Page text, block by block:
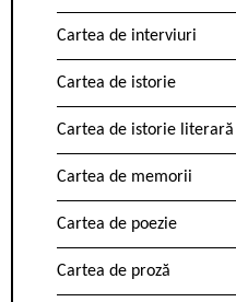
Cartea de interviuri
Cartea de istorie
Cartea de istorie literară
Cartea de memorii
Cartea de poezie
Cartea de proză